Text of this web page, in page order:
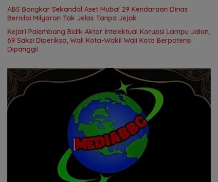
ABS Bongkar Sekandal Aset Muba! 29 Kendaraan Dinas
Bernilai Milyaran Tak Jelas Tanpa Jejak
Kejari Palembang Bidik Aktor Intelektual Korupsi Lampu Jalan,
69 Saksi Diperiksa, Wali Kota-Wakil Wali Kota Berpotensi
Dipanggil